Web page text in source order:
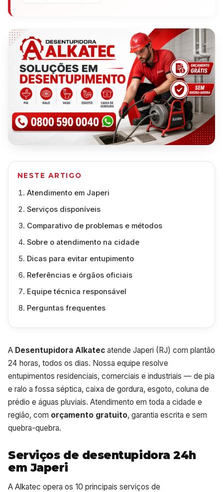
NESTE ARTIGO
Atendimento em Japeri
Serviços disponíveis
Comparativo de problemas e métodos
Sobre o atendimento na cidade
Dicas para evitar entupimento
Referências e órgãos oficiais
Equipe técnica responsável
Perguntas frequentes
A Desentupidora Alkatec atende Japeri (RJ) com plantão
24 horas, todos os dias. Nossa equipe resolve
entupimentos residenciais, comerciais e industriais — de pia
e ralo a fossa séptica, caixa de gordura, esgoto, coluna de
prédio e águas pluviais. Atendimento em toda a cidade e
região, com orçamento gratuito, garantia escrita e sem
quebra-quebra.
Serviços de desentupidora 24h
em Japeri
A Alkatec opera os 10 principais serviços de